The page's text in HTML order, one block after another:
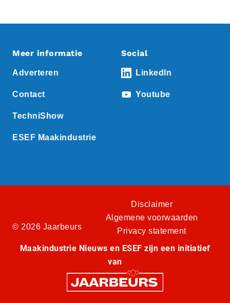
Meer informatie
Adverteren
Contact
TechniShow
ESEF Maakindustrie
Social
LinkedIn
Youtube
© 2026 Jaarbeurs
Disclaimer
Algemene voorwaarden
Privacy statement
Maakindustrie Nieuws en ESEF zijn een initiatief
van